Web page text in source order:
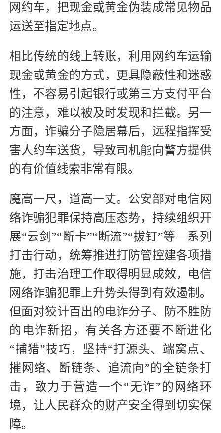
网约车，把现金或黄金伪装成常见物品
运送至指定地点。
相比传统的线上转账，利用网约车运输
现金或黄金的方式，更具隐蔽性和迷惑
性，不容易引起银行或第三方支付平台
的注意，难以被及时发现和拦截。另一
方面，诈骗分子隐居幕后，远程指挥受
害人约车送货，导致司机能向警方提供
的有价值线索非常有限。
魔高一尺，道高一丈。公安部对电信网
络诈骗犯罪保持高压态势，持续组织开
展“云剑”“断卡”“断流”“拔钉”等一系列
打击行动，统筹推进打防管控建各项措
施，打击治理工作取得明显成效，电信
网络诈骗犯罪上升势头得到有效遏制。
但面对狡计百出的电诈分子、防不胜防
的电诈新招，有关各方还要不断进化
“捕猎”技巧，坚持“打源头、端窝点、
摧网络、断链条、追流向”的全链条打
击，致力于营造一个“无诈”的网络环
境，让人民群众的财产安全得到切实保
障。